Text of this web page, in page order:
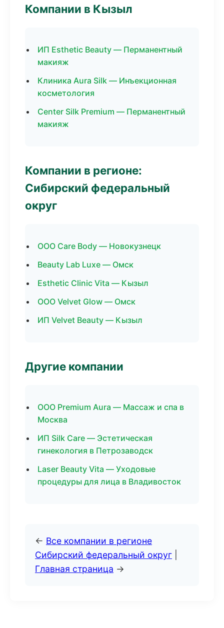
Компании в Кызыл
ИП Esthetic Beauty — Перманентный
макияж
Клиника Aura Silk — Инъекционная
косметология
Center Silk Premium — Перманентный
макияж
Компании в регионе:
Сибирский федеральный
округ
ООО Care Body — Новокузнецк
Beauty Lab Luxe — Омск
Esthetic Clinic Vita — Кызыл
ООО Velvet Glow — Омск
ИП Velvet Beauty — Кызыл
Другие компании
ООО Premium Aura — Массаж и спа в
Москва
ИП Silk Care — Эстетическая
гинекология в Петрозаводск
Laser Beauty Vita — Уходовые
процедуры для лица в Владивосток
← Все компании в регионе
Сибирский федеральный округ
Главная страница →